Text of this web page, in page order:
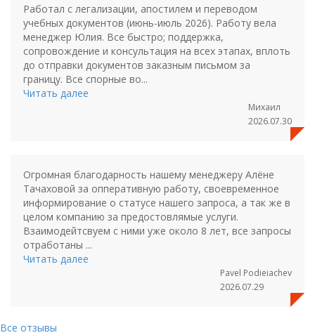
Работал с легализации, апостилем и переводом
учебных документов (июнь-июль 2026). Работу вела
менеджер Юлия. Все быстро; поддержка,
сопровождение и консультация на всех этапах, вплоть
до отправки документов заказным письмом за
границу. Все спорные во...
Читать далее
Михаил
2026.07.30
Огромная благодарность нашему менеджеру Алёне
Тачаховой за опперативную работу, своевременное
информирование о статусе нашего запроса, а так же в
целом компанию за предостовлямые услуги.
Взаимодейтсвуем с ними уже около 8 лет, все запросы
отработаны ...
Читать далее
Pavel Podieiachev
2026.07.29
Все отзывы